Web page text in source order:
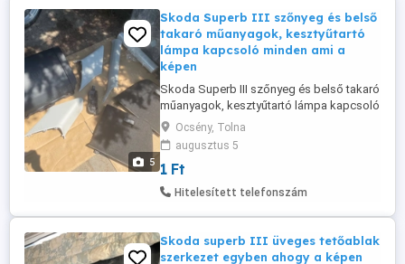
5
Skoda Superb III szőnyeg és belső
takaró műanyagok, kesztyűtartó
lámpa kapcsoló minden ami a
képen
Skoda Superb III szőnyeg és belső takaró
műanyagok, kesztyűtartó lámpa kapcsoló
minden ami a képen szerepel
Ocsény, Tolna
augusztus 5
1 Ft
Hitelesített telefonszám
Skoda superb III üveges tetőablak
szerkezet egyben ahogy a képen